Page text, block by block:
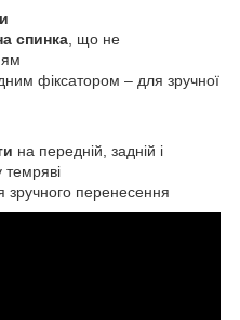
спинка , що не
фіксатором – для зручної
на передній, задній і
темряві
зручного перенесення